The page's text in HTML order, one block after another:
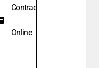
Contracheque
Online